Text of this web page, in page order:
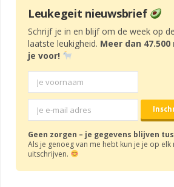
Leukegeit nieuwsbrief
Schrijf je in en blijf om de week op
laatste leukigheid. Meer dan
je voor!
Geen zorgen – je gegevens blijven
Als je genoeg van me hebt kun je je op
uitschrijven.